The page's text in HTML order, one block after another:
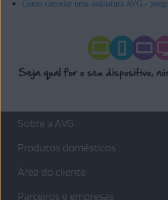
Como cancelar uma assinatura AVG -
Sobre a AVG
Produtos domésticos
Área do cliente
Parceiros e empresas